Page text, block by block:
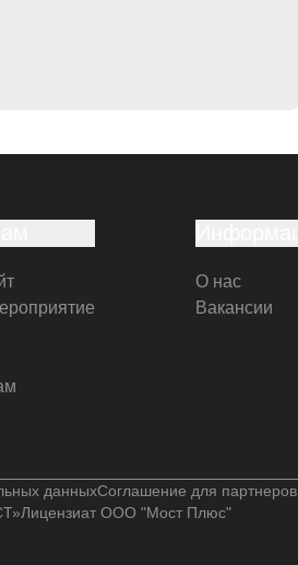
О нас
Вакансии
данныхСоглашение для партнеров
Лицензиат ООО "Мост Плюс"